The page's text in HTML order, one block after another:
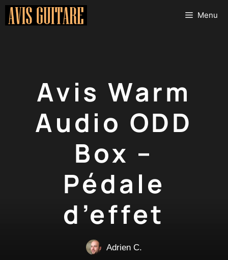
Aller
Menu
Avis Warm
Audio ODD
Box –
Pédale
d’effet
Adrien C.